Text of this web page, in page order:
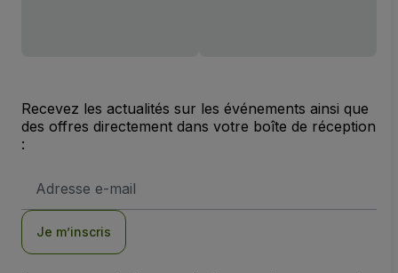
Recevez les actualités sur les événements ainsi que
des offres directement dans votre boîte de réception
:
e-
Je m’inscris